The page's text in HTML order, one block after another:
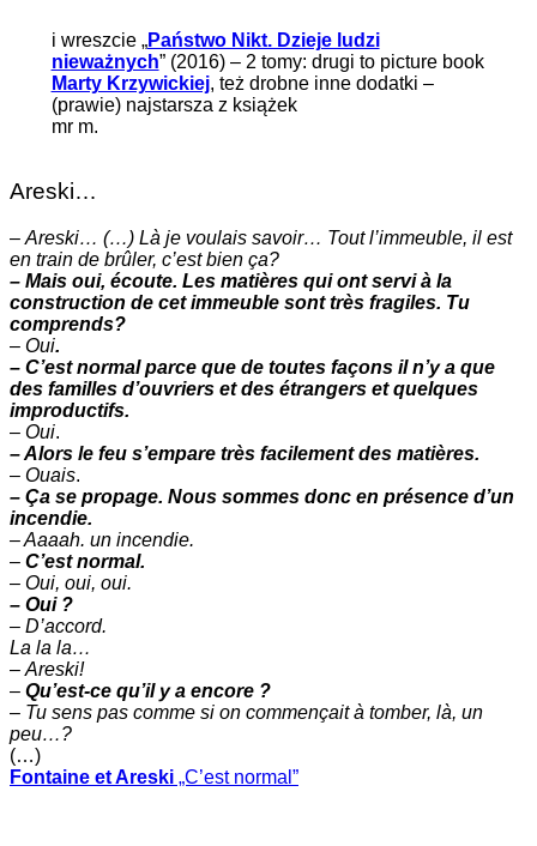
i wreszcie „Państwo Nikt. Dzieje ludzi
nieważnych” (2016) – 2 tomy: drugi to picture book
Marty Krzywickiej, też drobne inne dodatki –
(prawie) najstarsza z książek
mr m.
Areski…
– Areski… (…) Là je voulais savoir… Tout l’immeuble, il est
en train de brûler, c’est bien ça?
– Mais oui, écoute. Les matières qui ont servi à la
construction de cet immeuble sont très fragiles. Tu
comprends?
– Oui.
– C’est normal parce que de toutes façons il n’y a que
des familles d’ouvriers et des étrangers et quelques
improductifs.
– Oui.
– Alors le feu s’empare très facilement des matières.
– Ouais.
– Ça se propage. Nous sommes donc en présence d’un
incendie.
– Aaaah. un incendie.
– C’est normal.
– Oui, oui, oui.
– Oui ?
– D’accord.
La la la…
– Areski!
– Qu’est-ce qu’il y a encore ?
– Tu sens pas comme si on commençait à tomber, là, un
peu…?
(…)
Fontaine et Areski „C’est normal”